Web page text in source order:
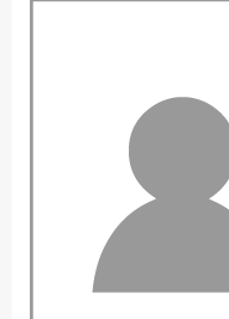
und Informatik
Fakultät Management,
Kultur und Technik
Fakultät Wirtschafts- und
Sozialwissenschaften
Finanzen